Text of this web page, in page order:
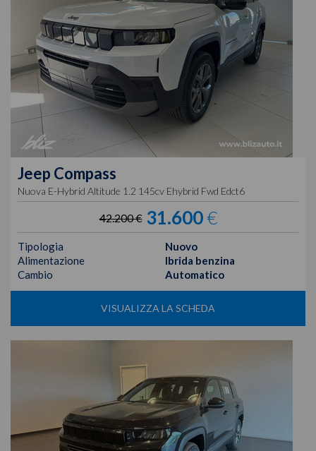
Jeep Compass
Nuova E-Hybrid Altitude 1.2 145cv Ehybrid Fwd Edct6
42.200 € 31.600€
Tipologia
Nuovo
Alimentazione
Ibrida benzina
Cambio
Automatico
VISUALIZZA LA SCHEDA